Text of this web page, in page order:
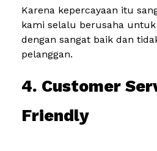
Karena kepercayaan itu
kami selalu berusaha untuk
dengan sangat baik dan
pelanggan.
4. Customer
Friendly